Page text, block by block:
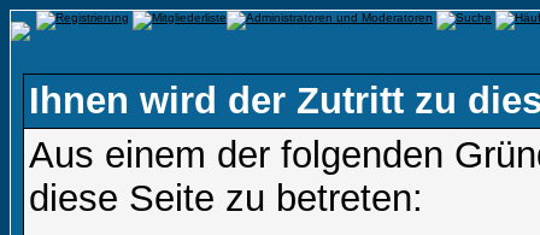
Ihnen wird der Zutritt zu
Aus einem der folgenden
diese Seite zu betreten: